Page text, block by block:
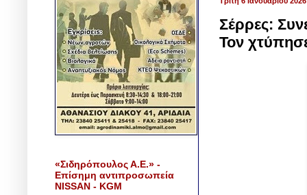
Σέρρες:
Τον
«Σιδηρόπουλος Α.Ε.» -
Επίσημη αντιπροσωπεία
NISSAN - KGM